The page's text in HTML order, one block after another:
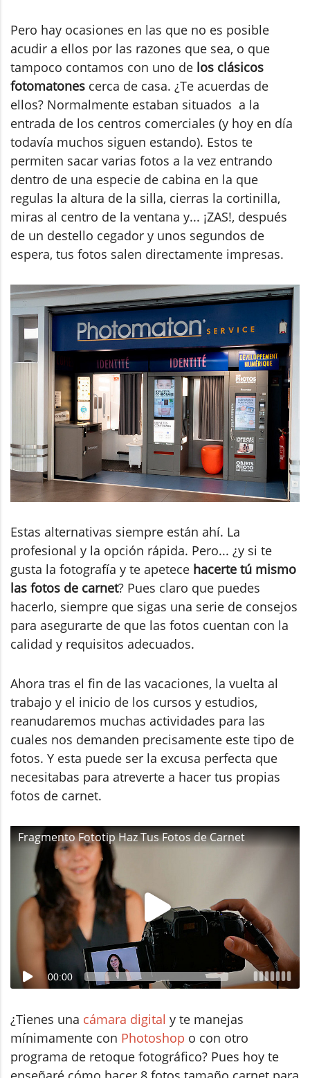
Pero hay ocasiones en las que no es posible
acudir a ellos por las razones que sea, o que
tampoco contamos con uno de los clásicos
fotomatones cerca de casa. ¿Te acuerdas de
ellos? Normalmente estaban situados a la
entrada de los centros comerciales (y hoy en día
todavía muchos siguen estando). Estos te
permiten sacar varias fotos a la vez entrando
dentro de una especie de cabina en la que
regulas la altura de la silla, cierras la cortinilla,
miras al centro de la ventana y... ¡ZAS!, después
de un destello cegador y unos segundos de
espera, tus fotos salen directamente impresas.
Estas alternativas siempre están ahí. La
profesional y la opción rápida. Pero... ¿y si te
gusta la fotografía y te apetece hacerte tú mismo
las fotos de carnet? Pues claro que puedes
hacerlo, siempre que sigas una serie de consejos
para asegurarte de que las fotos cuentan con la
calidad y requisitos adecuados.
Ahora tras el fin de las vacaciones, la vuelta al
trabajo y el inicio de los cursos y estudios,
reanudaremos muchas actividades para las
cuales nos demanden precisamente este tipo de
fotos. Y esta puede ser la excusa perfecta que
necesitabas para atreverte a hacer tus propias
fotos de carnet.
Fragmento Fototip Haz Tus Fotos de Carnet
00:00
¿Tienes una cámara digital y te manejas
mínimamente con Photoshop o con otro
programa de retoque fotográfico? Pues hoy te